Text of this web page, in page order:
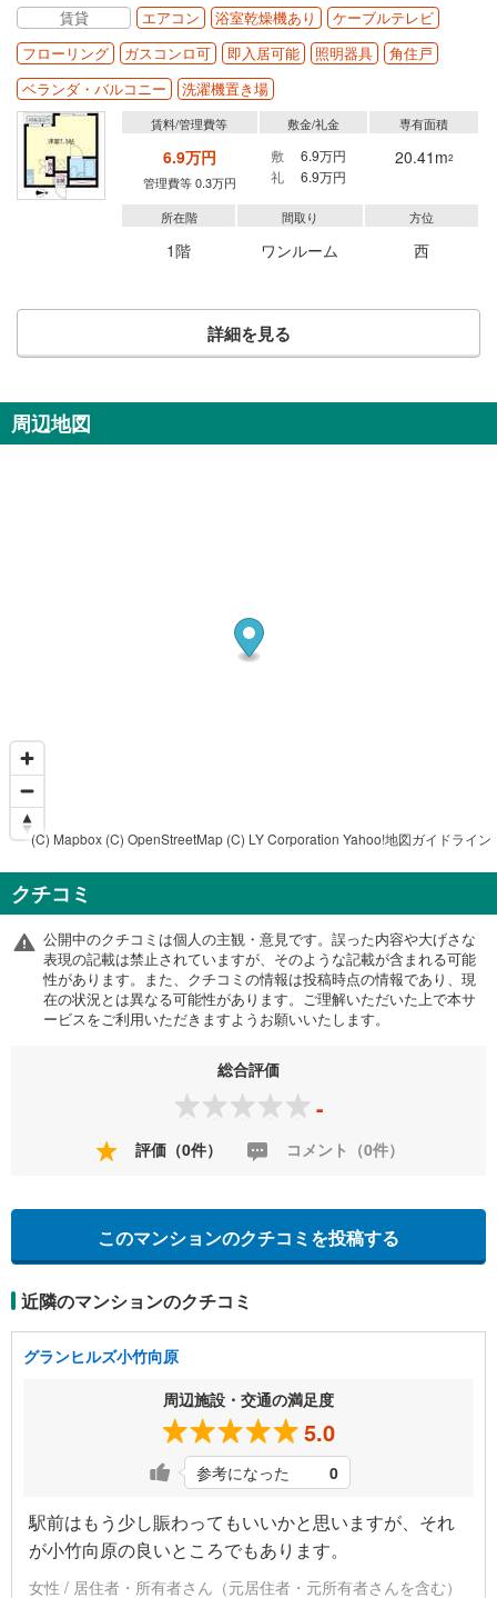
賃貸 エアコン 浴室乾燥機あり
ケーブルテレビ
フローリング
ガスコンロ可 即入居可能 照明器具
角住戸
ベランダ・バルコニー
洗濯機置き場
賃料/管理費等
6.9万円
管理費等 0.3万円
敷金/礼金
敷
6.9万円
礼
6.9万円
専有面積
20.41m2
所在階
1階
間取り
ワンルーム
方位
西
詳細を見る
周辺地図
(C) Mapbox (C) OpenStreetMap (C) LY Corporation Yahoo!地図ガイドライン
クチコミ
公開中のクチコミは個人の主観・意見です。誤った内容や大げさな
表現の記載は禁止されていますが、そのような記載が含まれる可能
性があります。また、クチコミの情報は投稿時点の情報であり、現
在の状況とは異なる可能性があります。ご理解いただいた上で本サ
ービスをご利用いただきますようお願いいたします。
総合評価
-
評価（0件） コメント（0件）
このマンションのクチコミを投稿する
近隣のマンションのクチコミ
グランヒルズ小竹向原
周辺施設・交通の満足度
5.0
参考になった 0
駅前はもう少し賑わってもいいかと思いますが、それ
が小竹向原の良いところでもあります。
女性 / 居住者・所有者さん（元居住者・元所有者さんを含む）